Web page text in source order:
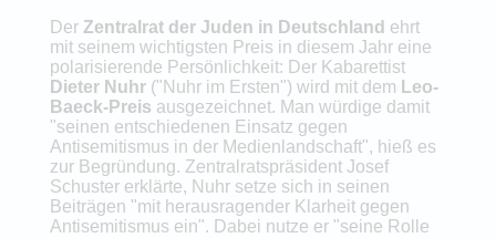
Der Zentralrat der Juden in Deutschland ehrt
mit seinem wichtigsten Preis in diesem Jahr eine
polarisierende Persönlichkeit: Der Kabarettist
Dieter Nuhr("Nuhr im Ersten") wird mit dem Leo-
Baeck-Preis ausgezeichnet. Man würdige damit
"seinen entschiedenen Einsatz gegen
Antisemitismus in der Medienlandschaft", hieß es
zur Begründung. Zentralratspräsident Josef
Schuster erklärte, Nuhr setze sich in seinen
Beiträgen "mit herausragender Klarheit gegen
Antisemitismus ein". Dabei nutze er "seine Rolle